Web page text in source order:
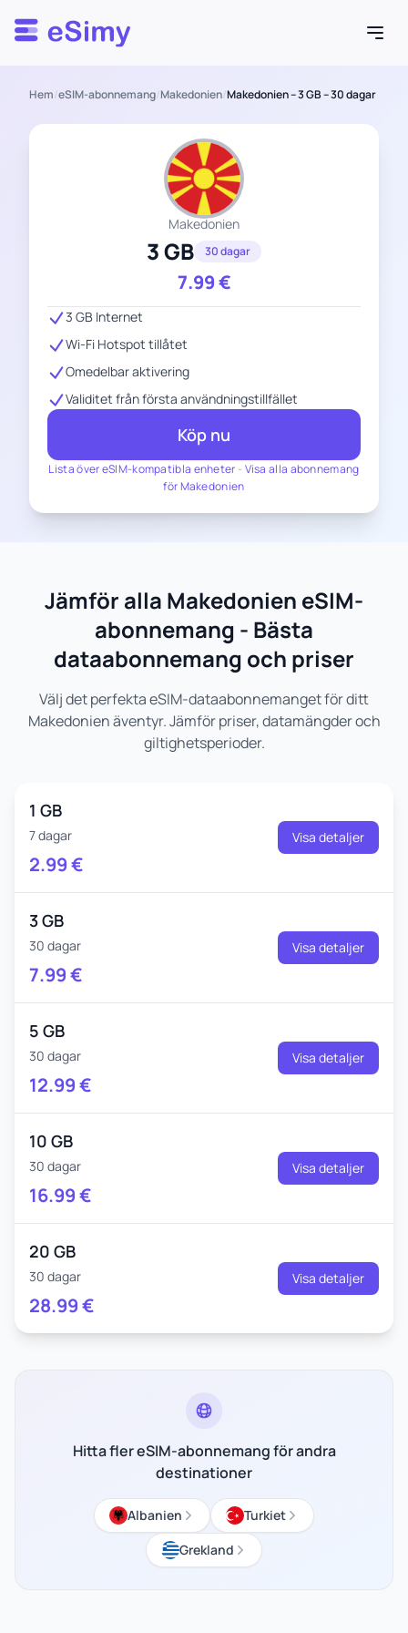
Esimy
Hem/eSIM-abonnemang/Makedonien/Makedonien – 3 GB – 30 dagar
Makedonien
3 GB 30 dagar
7.99€
Lista över eSIM-kompatibla enheter - Visa alla abonnemang
för Makedonien
3 GB Internet
Wi-Fi Hotspot tillåtet
Omedelbar aktivering
Validitet från första användningstillfället
Köp nu
Jämför alla Makedonien eSIM-
abonnemang - Bästa
dataabonnemang och priser
Välj det perfekta eSIM-dataabonnemanget för ditt
Makedonien äventyr. Jämför priser, datamängder och
giltighetsperioder.
1 GB
7 dagar
2.99€
Visa detaljer
3 GB
30 dagar
7.99€
Visa detaljer
5 GB
30 dagar
12.99€
Visa detaljer
10 GB
30 dagar
16.99€
Visa detaljer
20 GB
30 dagar
28.99€
Visa detaljer
Hitta fler eSIM-abonnemang för andra
destinationer
Albanien
Turkiet
Grekland